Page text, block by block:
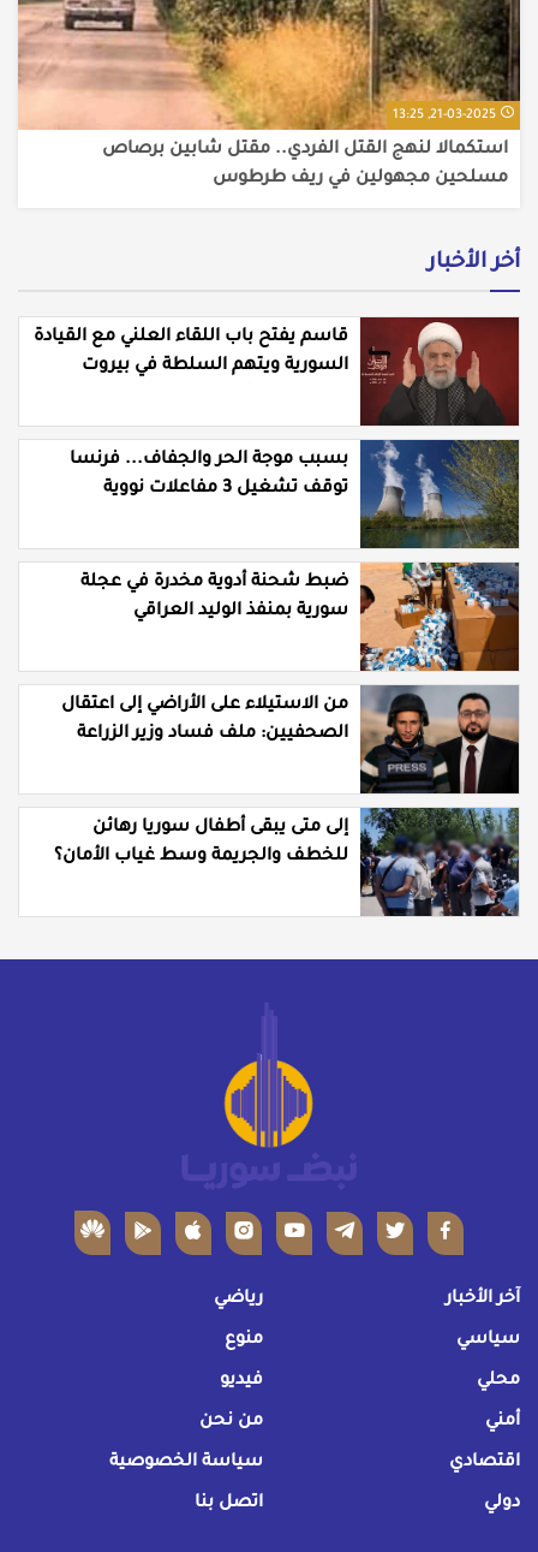
21-03-2025, 13:25
استكمالا لنهج القتل الفردي.. مقتل شابين برصاص
مسلحين مجهولين في ريف طرطوس
أخر الأخبار
قاسم يفتح باب اللقاء العلني مع القيادة
السورية ويتهم السلطة في بيروت
بسبب موجة الحر والجفاف... فرنسا
توقف تشغيل 3 مفاعلات نووية
ضبط شحنة أدوية مخدرة في عجلة
سورية بمنفذ الوليد العراقي
من الاستيلاء على الأراضي إلى اعتقال
الصحفيين: ملف فساد وزير الزراعة
إلى متى يبقى أطفال سوريا رهائن
للخطف والجريمة وسط غياب الأمان؟
آخر الأخبار
سياسي
محلي
أمني
اقتصادي
دولي
رياضي
منوع
فيديو
من نحن
سياسة الخصوصية
اتصل بنا